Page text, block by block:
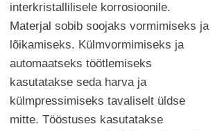
interkristallilisele korrosioonile.
Materjal sobib soojaks vormimiseks ja
lõikamiseks. Külmvormimiseks ja
automaatseks töötlemiseks
kasutatakse seda harva ja
külmpressimiseks tavaliselt üldse
mitte. Tööstuses kasutatakse